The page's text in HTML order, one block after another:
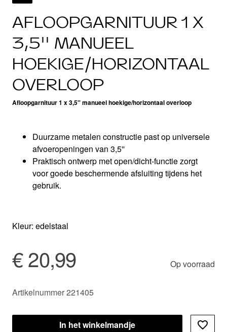
AFLOOPGARNITUUR 1 X
3,5'' MANUEEL
HOEKIGE/HORIZONTAAL
OVERLOOP
Afloopgarnituur 1 x 3,5'' manueel hoekige/horizontaal overloop
Duurzame metalen constructie past op universele
afvoeropeningen van 3,5''
Praktisch ontwerp met open/dicht-functie zorgt
voor goede beschermende afsluiting tijdens het
gebruik.
Kleur: edelstaal
€ 20,99 Op voorraad
Artikelnummer 221405
In het winkelmandje